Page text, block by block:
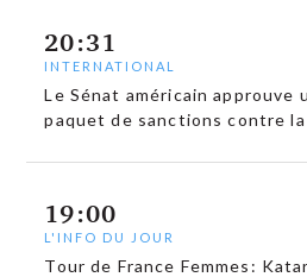
20:31
INTERNATIONAL
Le Sénat américain approuve
paquet de sanctions contre la
19:00
L'INFO DU JOUR
Tour de France Femmes: